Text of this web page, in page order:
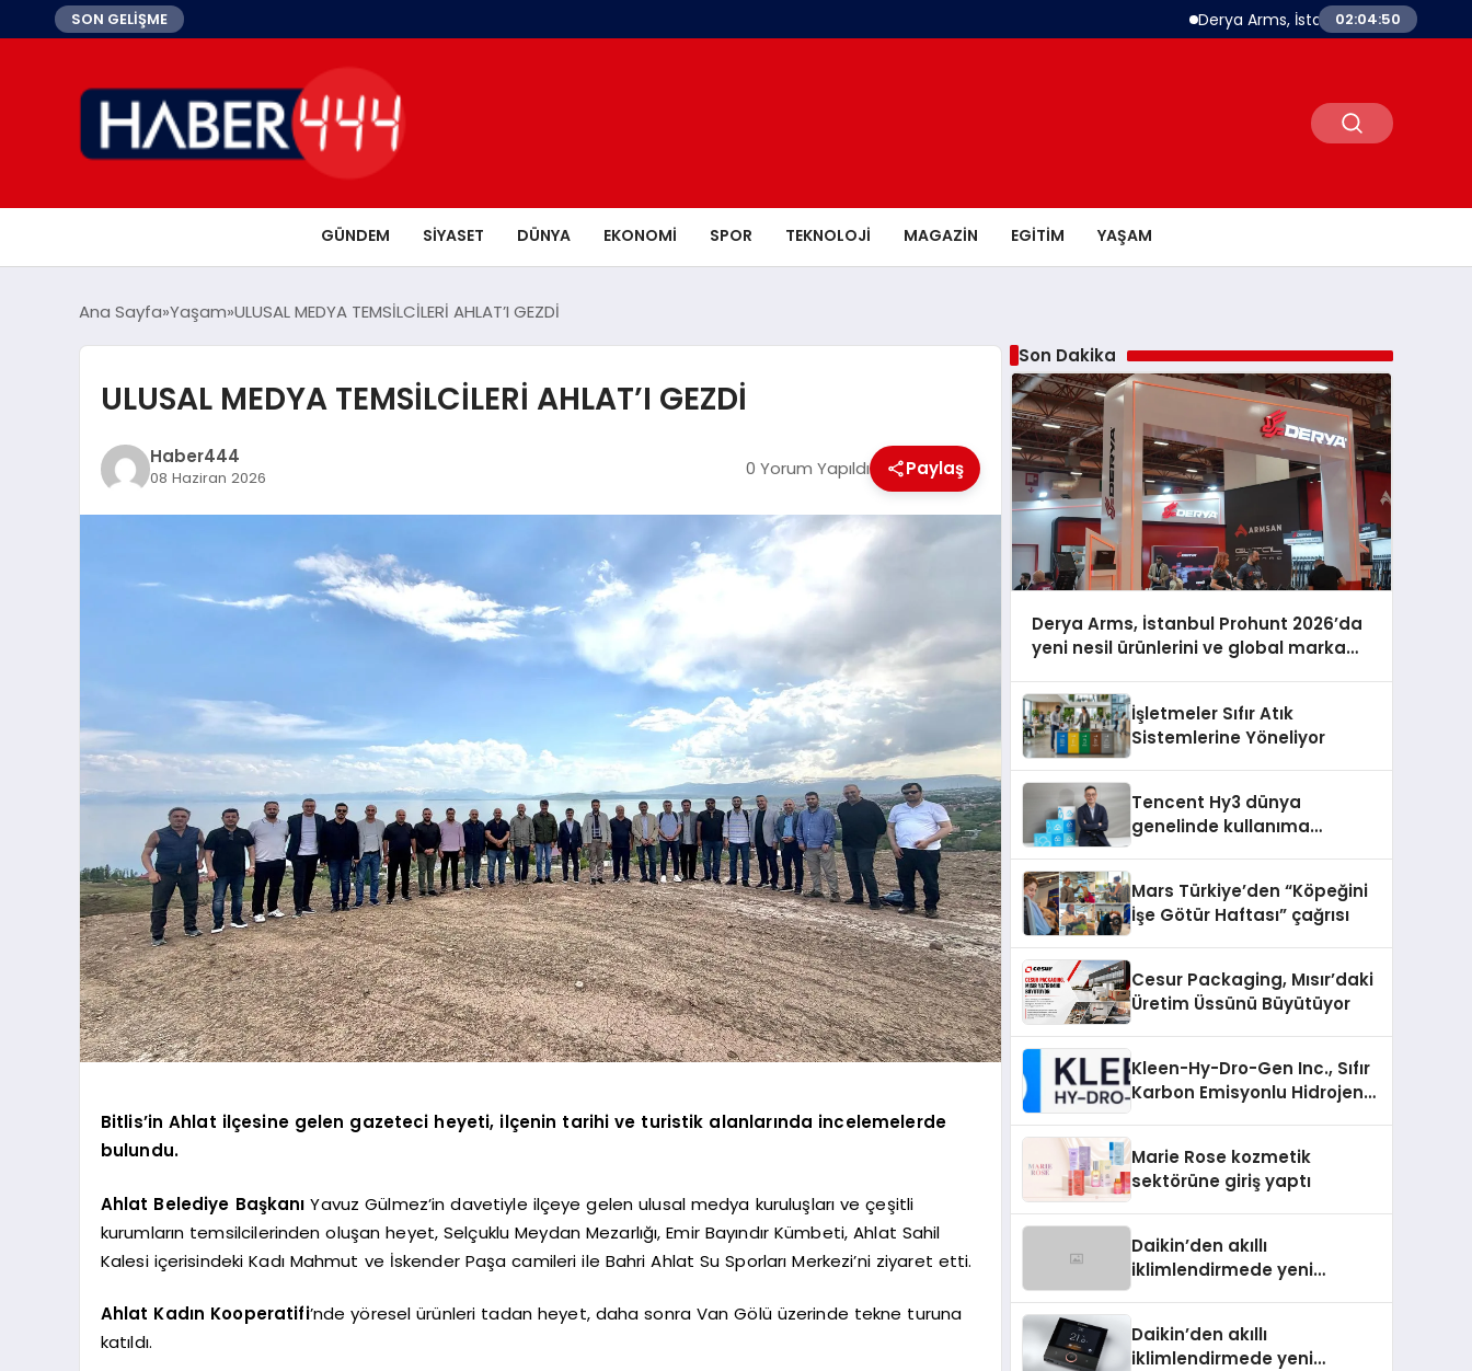
SON GELİŞME Derya Arms, İstanbul Prohunt 2026’da
02:04:51
GÜNDEM SIYASET DÜNYA EKONOMI SPOR TEKNOLOJI MAGAZIN EGITIM YAŞAM
Ana Sayfa Yaşam ULUSAL MEDYA TEMSİLCİLERİ AHLAT’I GEZDİ
ULUSAL MEDYA TEMSİLCİLERİ AHLAT’I GEZDİ
Haber444
08 Haziran 2026 0 Yorum Yapıldı Paylaş
Bitlis’in Ahlat ilçesine gelen gazeteci heyeti, ilçenin tarihi ve turistik alanlarında incelemelerde
bulundu.
Ahlat Belediye Başkanı Yavuz Gülmez’in davetiyle ilçeye gelen ulusal medya kuruluşları ve çeşitli
kurumların temsilcilerinden oluşan heyet, Selçuklu Meydan Mezarlığı, Emir Bayındır Kümbeti, Ahlat Sahil
Kalesi içerisindeki Kadı Mahmut ve İskender Paşa camileri ile Bahri Ahlat Su Sporları Merkezi’ni ziyaret etti.
Ahlat Kadın Kooperatifi’nde yöresel ürünleri tadan heyet, daha sonra Van Gölü üzerinde tekne turuna
katıldı.
Son Dakika
Derya Arms, İstanbul Prohunt 2026’da
yeni nesil ürünlerini ve global marka
İşletmeler Sıfır Atık
Sistemlerine Yöneliyor
Tencent Hy3 dünya
genelinde kullanıma
Mars Türkiye’den “Köpeğini
İşe Götür Haftası” çağrısı
Cesur Packaging, Mısır’daki
Üretim Üssünü Büyütüyor
Kleen-Hy-Dro-Gen Inc., Sıfır
Karbon Emisyonlu Hidrojen
Aldı
Marie Rose kozmetik
sektörüne giriş yaptı
Daikin’den akıllı
iklimlendirmede yeni
Daikin’den akıllı
iklimlendirmede yeni